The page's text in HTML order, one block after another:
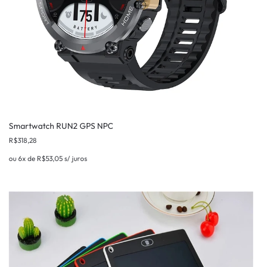
Smartwatch RUN2 GPS NPC
R$318,28
ou 6x de R$53,05 s/ juros